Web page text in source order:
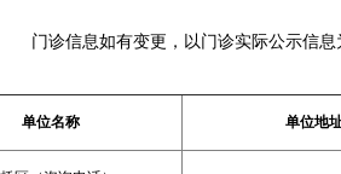
门诊信息如有变更，以门诊实际公示信
单位名称 单位地